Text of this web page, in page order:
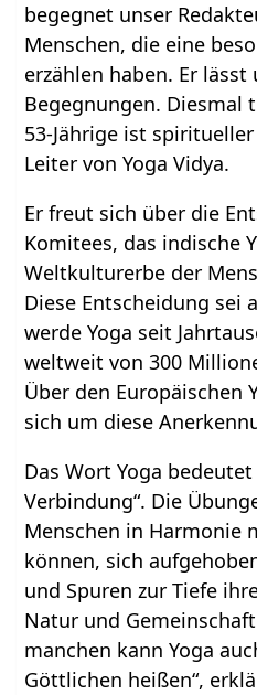
begegnet unser
Menschen, die eine
erzählen haben. Er
Begegnungen. Diesmal
53-Jährige ist
Leiter von Yoga Vidya.
Er freut sich über die
Komitees, das indische
Weltkulturerbe der
Diese Entscheidung sei
werde Yoga seit
weltweit von 300
Über den Europäischen
sich um diese
Das Wort Yoga
Verbindung“. Die
Menschen in Harmonie
können, sich
und Spuren zur Tiefe
Natur und
manchen kann Yoga
Göttlichen heißen“,